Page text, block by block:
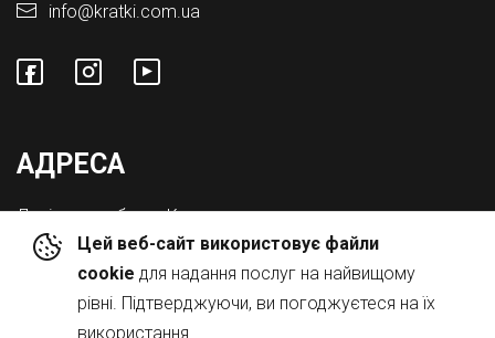
Цей веб-сайт використовує файли
cookie для надання послуг на найвищому
рівні. Підтверджуючи, ви погоджуєтеся на їх
використання.
info@kratki.com.ua
АДРЕСА
Львівська обл., с. Конопниця,
Вул. Городоцька 8а